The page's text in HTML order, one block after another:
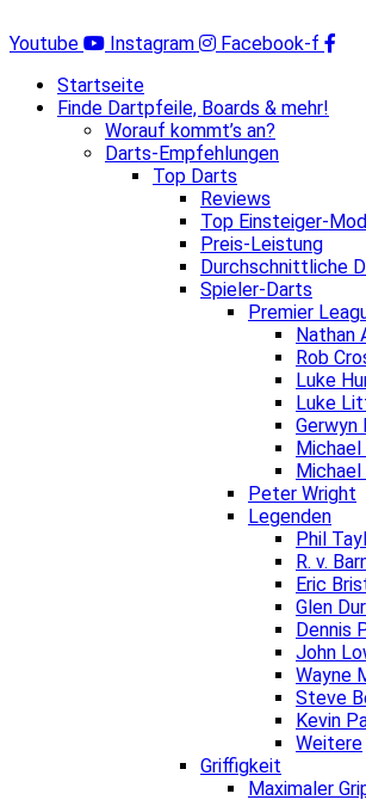
Inhalt
Youtube Instagram
Facebook-f
Startseite
Finde Dartpfeile, Boards & mehr!
Worauf kommt’s an?
Darts-Empfehlungen
Top Darts
Reviews
Top Einsteiger-
Preis-Leistung
Durchschnittliche
Spieler-Darts
Premier
Nathan
Rob
Luke
Luke
Gerwyn
Michael
Peter Wright
Legenden
Phil
R. v.
Eric
Glen
Dennis
John
Wayne
Steve
Kevin
Weitere
Griffigkeit
Maximaler